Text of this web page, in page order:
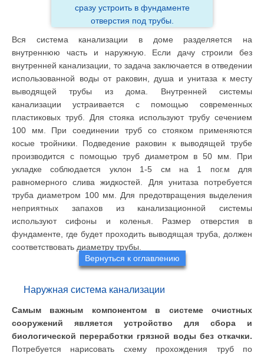
сразу устроить в фундаменте
отверстия под трубы.
Вся система канализации в доме разделяется на
внутреннюю часть и наружную. Если дачу строили без
внутренней канализации, то задача заключается в отведении
использованной воды от раковин, душа и унитаза к месту
выводящей трубы из дома. Внутренней системы
канализации устраивается с помощью современных
пластиковых труб. Для стояка используют трубу сечением
100 мм. При соединении труб со стояком применяются
косые тройники. Подведение раковин к выводящей трубе
производится с помощью труб диаметром в 50 мм. При
укладке соблюдается уклон 1-5 см на 1 пог.м для
равномерного слива жидкостей. Для унитаза потребуется
труба диаметром 100 мм. Для предотвращения выделения
неприятных запахов из канализационной системы
используют сифоны и коленья. Размер отверстия в
фундаменте, где будет проходить выводящая труба, должен
соответствовать диаметру трубы.
Вернуться к оглавлению
Наружная система канализации
Самым важным компонентом в системе очистных
сооружений является устройство для сбора и
биологической переработки грязной воды без откачки.
Потребуется нарисовать схему прохождения труб по